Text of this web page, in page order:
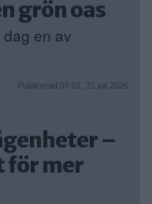
grön oas
dag en av
Publicerad 07:01, 31 juli 2026
–
för mer